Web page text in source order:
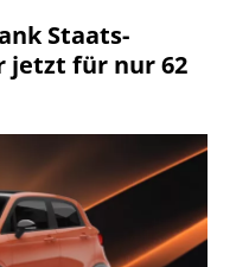
Staats-
jetzt für nur 62